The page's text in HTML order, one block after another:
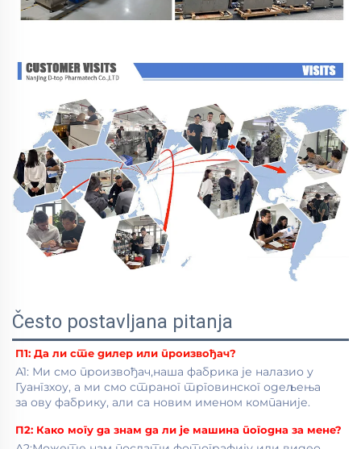
Često postavljana pitanja
П1: Да ли сте дилер или произвођач?
А1: Ми смо произвођач,наша фабрика је налазио у
Гуангзхоу, а ми смо страног трговинског одељења
за ову фабрику, али са новим именом компаније.
П2: Како могу да знам да ли је машина погодна за мене?